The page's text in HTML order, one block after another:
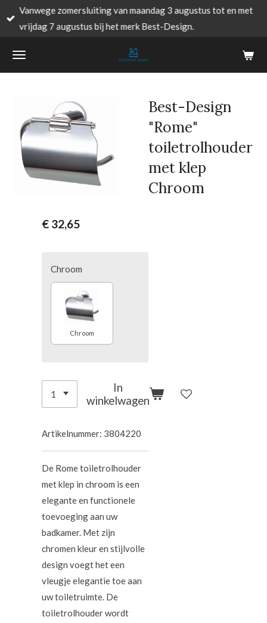
Ga
direct
de
Vanwege zomersluiting van maandag 3 augustus tot en met
vrijdag 7 augustus bij het merk Best-Design.
Best-Design
"Rome"
toiletrolhouder
met klep
Chroom
€ 32,65
Chroom
Chroom
In
winkelwagen
Artikelnummer: 3804220
De Rome toiletrolhouder
met klep in chroom is een
elegante en functionele
toevoeging aan uw
badkamer. Met zijn
chromen kleur en stijlvolle
design voegt het een
vleugje elegantie toe aan
uw toiletruimte. De
toiletrolhouder wordt